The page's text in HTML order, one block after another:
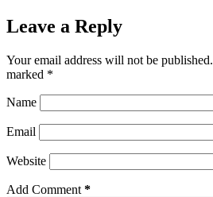
Leave a Reply
Your email address will not be published.
marked *
Name
Email
Website
Add Comment *